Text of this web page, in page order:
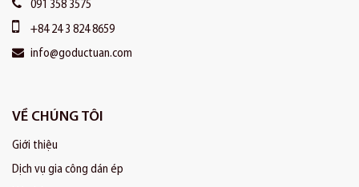
091 358 3575
+84 24 3 824 8659
info@goductuan.com
VỀ CHÚNG TÔI
Giới thiệu
Dịch vụ gia công dán ép